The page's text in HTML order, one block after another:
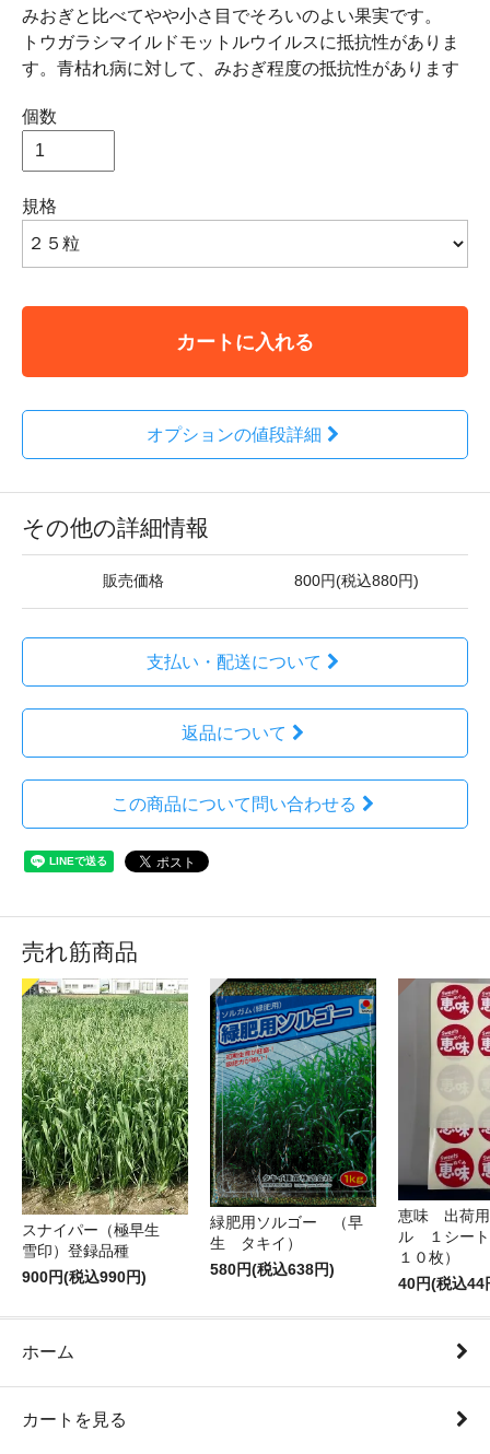
みおぎと比べてやや小さ目でそろいのよい果実です。
トウガラシマイルドモットルウイルスに抵抗性がありま
す。青枯れ病に対して、みおぎ程度の抵抗性があります
個数
規格
カートに入れる
オプションの値段詳細
その他の詳細情報
販売価格 800円(税込880円)
支払い・配送について
返品について
この商品について問い合わせる
売れ筋商品
スナイパー（極早生
雪印）登録品種
900円(税込990円)
緑肥用ソルゴー （早
生 タキイ）
580円(税込638円)
恵味 出荷
ル １シート
１０枚）
40円(税込44
ホーム
カートを見る